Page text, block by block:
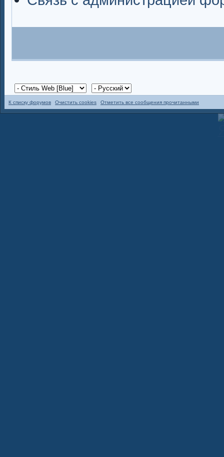
К списку форумов Очистить cookies Отметить все сообщения прочитанными